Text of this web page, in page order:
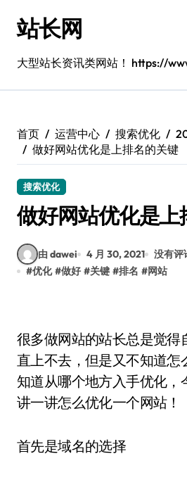
站长网
大型站长资讯类网站！ https://
首页 运营中心 搜索优化
做好网站优化是上排名的关键
搜索优化
做好网站优化是上
由 dawei 4 月 30, 2021
没有评
#优化 #做好 #关键 #排名 #网站
很多做网站的站长总是觉得
直上不去，但是又不知道怎
知道从哪个地方入手优化，
讲一讲怎么优化一个网站！
首先是域名的选择